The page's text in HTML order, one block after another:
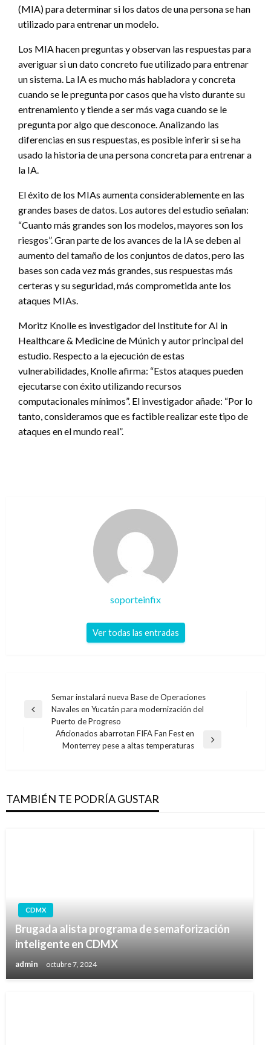
(MIA) para determinar si los datos de una persona se han
utilizado para entrenar un modelo.
Los MIA hacen preguntas y observan las respuestas para
averiguar si un dato concreto fue utilizado para entrenar
un sistema. La IA es mucho más habladora y concreta
cuando se le pregunta por casos que ha visto durante su
entrenamiento y tiende a ser más vaga cuando se le
pregunta por algo que desconoce. Analizando las
diferencias en sus respuestas, es posible inferir si se ha
usado la historia de una persona concreta para entrenar a
la IA.
El éxito de los MIAs aumenta considerablemente en las
grandes bases de datos. Los autores del estudio señalan:
“Cuanto más grandes son los modelos, mayores son los
riesgos”. Gran parte de los avances de la IA se deben al
aumento del tamaño de los conjuntos de datos, pero las
bases son cada vez más grandes, sus respuestas más
certeras y su seguridad, más comprometida ante los
ataques MIAs.
Moritz Knolle es investigador del Institute for AI in
Healthcare & Medicine de Múnich y autor principal del
estudio. Respecto a la ejecución de estas
vulnerabilidades, Knolle afirma: “Estos ataques pueden
ejecutarse con éxito utilizando recursos
computacionales mínimos”. El investigador añade: “Por lo
tanto, consideramos que es factible realizar este tipo de
ataques en el mundo real”.
soporteinfix
Ver todas las entradas
Navegación
de
entradas
Entrada
anterior
Semar instalará nueva Base de Operaciones
Navales en Yucatán para modernización del
Puerto de Progreso
Entrada
Aficionados abarrotan FIFA Fan Fest en
Monterrey pese a altas temperaturas
TAMBIÉN TE PODRÍA GUSTAR
CDMX
Brugada alista programa de semaforización
inteligente en CDMX
admin octubre 7, 2024